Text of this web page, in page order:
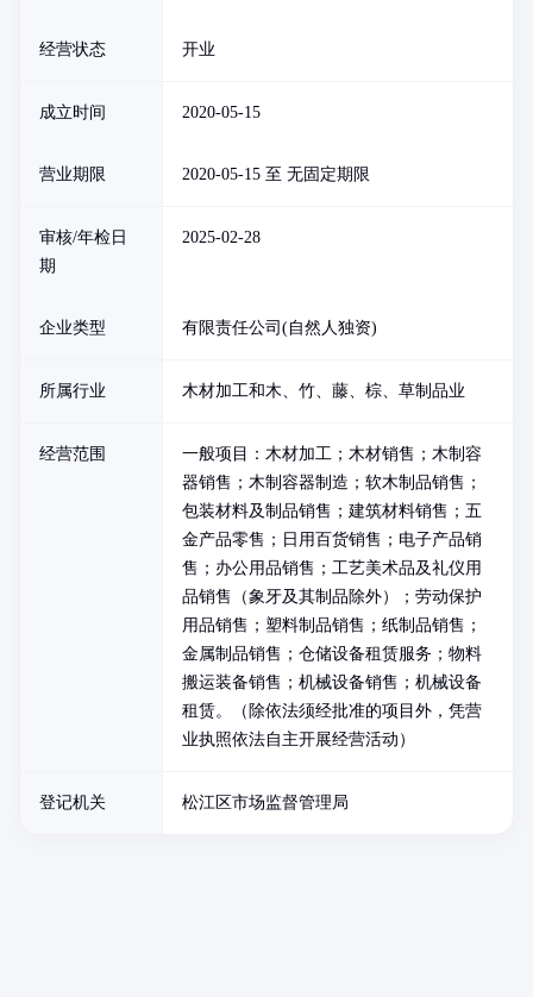
经营状态 开业
成立时间 2020-05-15
营业期限 2020-05-15 至 无固定期限
审核/年检日
期
2025-02-28
企业类型 有限责任公司(自然人独资)
所属行业 木材加工和木、竹、藤、棕、草制品业
经营范围
一般项目：木材加工；木材销售；木制容
器销售；木制容器制造；软木制品销售；
包装材料及制品销售；建筑材料销售；五
金产品零售；日用百货销售；电子产品销
售；办公用品销售；工艺美术品及礼仪用
品销售（象牙及其制品除外）；劳动保护
用品销售；塑料制品销售；纸制品销售；
金属制品销售；仓储设备租赁服务；物料
搬运装备销售；机械设备销售；机械设备
租赁。（除依法须经批准的项目外，凭营
业执照依法自主开展经营活动）
登记机关 松江区市场监督管理局